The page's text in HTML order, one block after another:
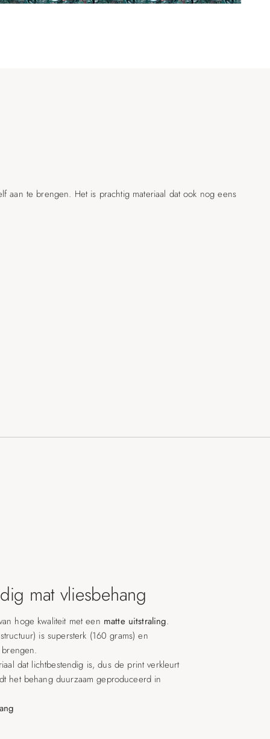
aan te brengen. Het is prachtig materiaal dat ook nog eens
mat vliesbehang
hoge kwaliteit met een matte uitstraling.
is supersterk (160 grams) en
dat lichtbestendig is, dus de print verkleurt
het behang duurzaam geproduceerd in